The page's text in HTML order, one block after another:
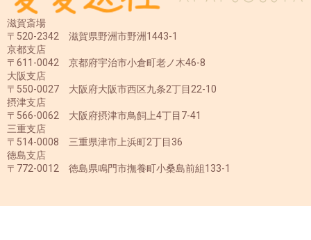
滋賀斎場
〒520-2342 滋賀県野洲市野洲1443-1
京都支店
〒611-0042 京都府宇治市小倉町老ノ木46-8
大阪支店
〒550-0027 大阪府大阪市西区九条2丁目22-10
摂津支店
〒566-0062 大阪府摂津市鳥飼上4丁目7-41
三重支店
〒514-0008 三重県津市上浜町2丁目36
徳島支店
〒772-0012 徳島県鳴門市撫養町小桑島前組133-1